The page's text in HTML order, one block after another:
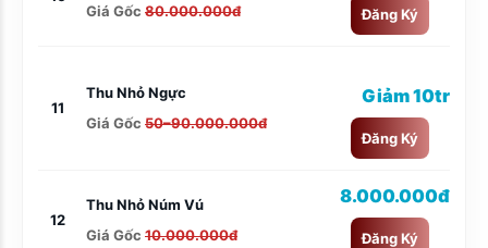
Giá Gốc 80.000.000đ Đăng Ký
11
Thu Nhỏ Ngực
Giá Gốc 50–90.000.000đ
Giảm 10tr
Đăng Ký
12
Thu Nhỏ Núm Vú
Giá Gốc 10.000.000đ
8.000.000đ
Đăng Ký